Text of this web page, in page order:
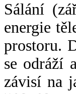
Sálání
energie
prostoru.
se odráží
závisí na